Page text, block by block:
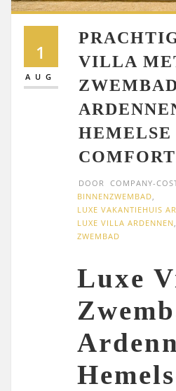
1
AUG
VILLA
HEMELSE
COMFORT
DOOR COMPANY-
BINNENZWEMBAD
LUXE VAKANTIEHUIS
LUXE VILLA ARDENNEN
ZWEMBAD
Luxe